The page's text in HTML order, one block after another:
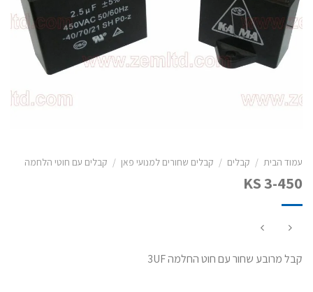
עמוד הבית / קבלים / קבלים שחורים למנועי פאן / קבלים עם חוטי הלחמה
KS 3-450
קבל מרובע שחור עם חוט החלמה 3UF